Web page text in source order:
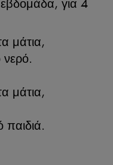
μάτια,
μάτια,